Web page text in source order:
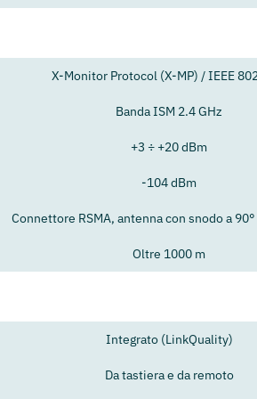
X-Monitor Protocol (X-MP) / IEEE
Banda ISM 2.4 GHz
+3 ÷ +20 dBm
-104 dBm
Connettore RSMA, antenna con snodo a
Oltre 1000 m
Integrato (LinkQuality)
Da tastiera e da remoto